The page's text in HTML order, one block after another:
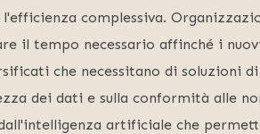
complessiva.
il tempo necessario affinché i
che necessitano di soluzioni
dei dati e sulla conformità alle
artificiale che